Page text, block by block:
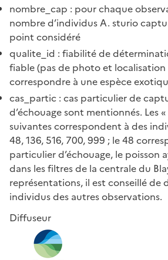
nombre_cap : pour chaque
nombre d’individus A. sturio
point considéré
qualite_id : fiabilité de
fiable (pas de photo et
correspondre à une espèce
cas_partic : cas particulier de
d’échouage sont mentionnés. Les
suivantes correspondent à des
48, 136, 516, 700, 999 ; le 48
particulier d’échouage, le poisson
dans les filtres de la centrale du
représentations, il est conseillé de
individus des autres observations.
Diffuseur